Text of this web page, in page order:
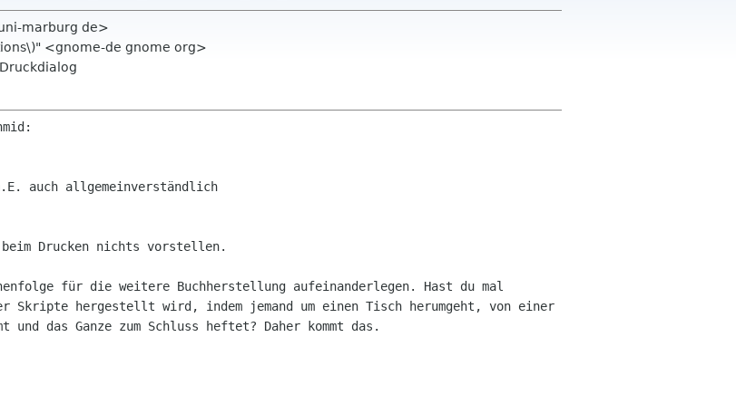
marburg de>
<gnome-de gnome org>
auch allgemeinverständlich
Drucken nichts vorstellen.
für die weitere Buchherstellung aufeinanderlegen. Hast du mal
Skripte hergestellt wird, indem jemand um einen Tisch herumgeht, von einer
und das Ganze zum Schluss heftet? Daher kommt das.